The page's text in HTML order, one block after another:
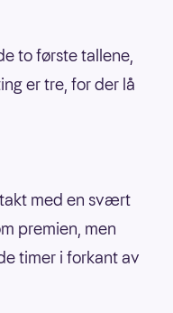
to første tallene,
er tre, for der lå
med en svært
premien, men
timer i forkant av